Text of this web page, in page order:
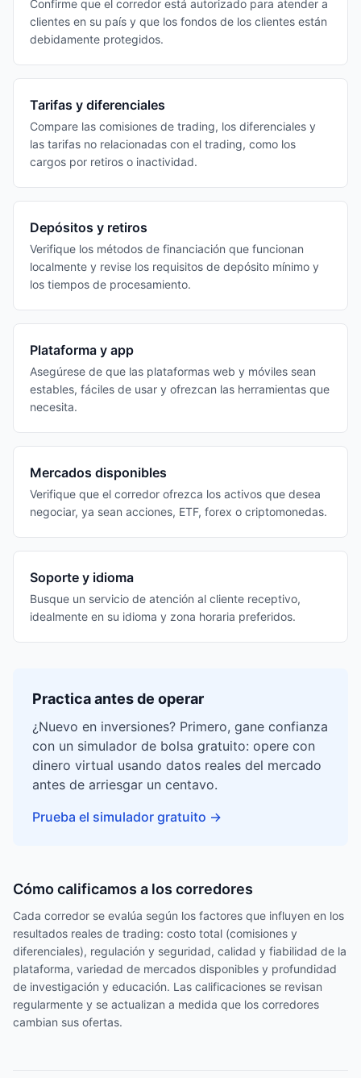
Confirme que el corredor está autorizado para atender a
clientes en su país y que los fondos de los clientes están
debidamente protegidos.
Tarifas y diferenciales
Compare las comisiones de trading, los diferenciales y
las tarifas no relacionadas con el trading, como los
cargos por retiros o inactividad.
Depósitos y retiros
Verifique los métodos de financiación que funcionan
localmente y revise los requisitos de depósito mínimo y
los tiempos de procesamiento.
Plataforma y app
Asegúrese de que las plataformas web y móviles sean
estables, fáciles de usar y ofrezcan las herramientas que
necesita.
Mercados disponibles
Verifique que el corredor ofrezca los activos que desea
negociar, ya sean acciones, ETF, forex o criptomonedas.
Soporte y idioma
Busque un servicio de atención al cliente receptivo,
idealmente en su idioma y zona horaria preferidos.
Practica antes de operar
¿Nuevo en inversiones? Primero, gane confianza
con un simulador de bolsa gratuito: opere con
dinero virtual usando datos reales del mercado
antes de arriesgar un centavo.
Prueba el simulador gratuito →
Cómo calificamos a los corredores
Cada corredor se evalúa según los factores que influyen en los
resultados reales de trading: costo total (comisiones y
diferenciales), regulación y seguridad, calidad y fiabilidad de la
plataforma, variedad de mercados disponibles y profundidad
de investigación y educación. Las calificaciones se revisan
regularmente y se actualizan a medida que los corredores
cambian sus ofertas.